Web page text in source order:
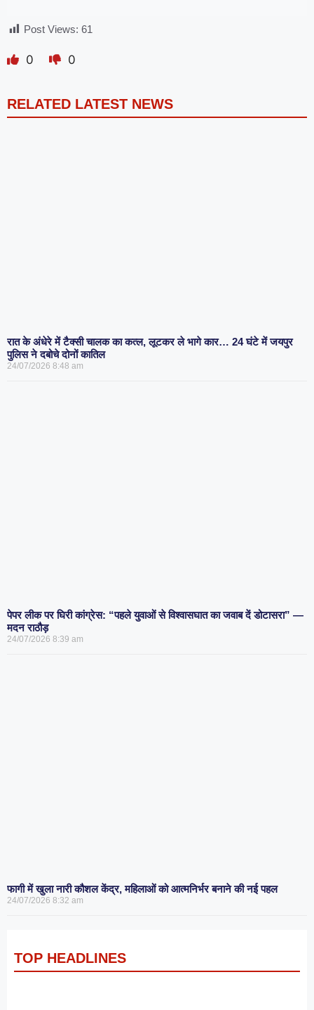
Post Views: 61
0 0
RELATED LATEST NEWS
रात के अंधेरे में टैक्सी चालक का कत्ल, लूटकर ले भागे कार… 24 घंटे में जयपुर
पुलिस ने दबोचे दोनों कातिल
24/07/2026 8:48 am
पेपर लीक पर घिरी कांग्रेस: “पहले युवाओं से विश्वासघात का जवाब दें डोटासरा” —
मदन राठौड़
24/07/2026 8:39 am
फागी में खुला नारी कौशल केंद्र, महिलाओं को आत्मनिर्भर बनाने की नई पहल
24/07/2026 8:32 am
TOP HEADLINES